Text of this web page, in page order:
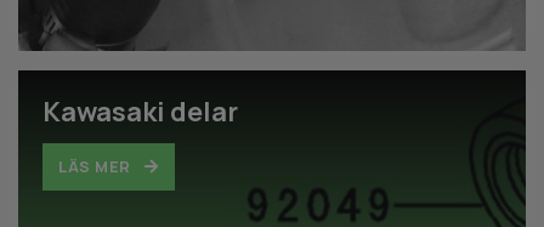
Kawasaki delar
LÄS MER